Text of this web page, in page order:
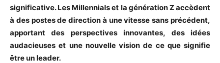
significative. Les Millennials et la génération Z accèdent
à des postes de direction à une vitesse sans précédent,
apportant des perspectives innovantes, des idées
audacieuses et une nouvelle vision de ce que signifie
être un leader.